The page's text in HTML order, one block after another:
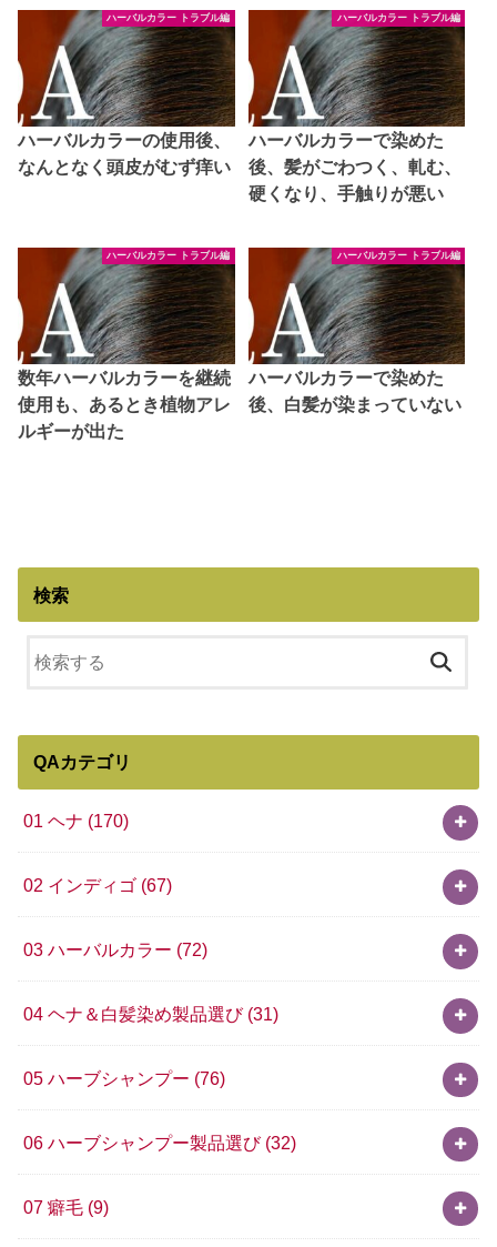
ハーバルカラー トラブル編
ハーバルカラーの使用後、
なんとなく頭皮がむず痒い
ハーバルカラー トラブル編
ハーバルカラーで染めた
後、髪がごわつく、軋む、
硬くなり、手触りが悪い
ハーバルカラー トラブル編
数年ハーバルカラーを継続
使用も、あるとき植物アレ
ルギーが出た
ハーバルカラー トラブル編
ハーバルカラーで染めた
後、白髪が染まっていない
検索
QAカテゴリ
01 ヘナ (170)
02 インディゴ (67)
03 ハーバルカラー (72)
04 ヘナ＆白髪染め製品選び (31)
05 ハーブシャンプー (76)
06 ハーブシャンプー製品選び (32)
07 癖毛 (9)